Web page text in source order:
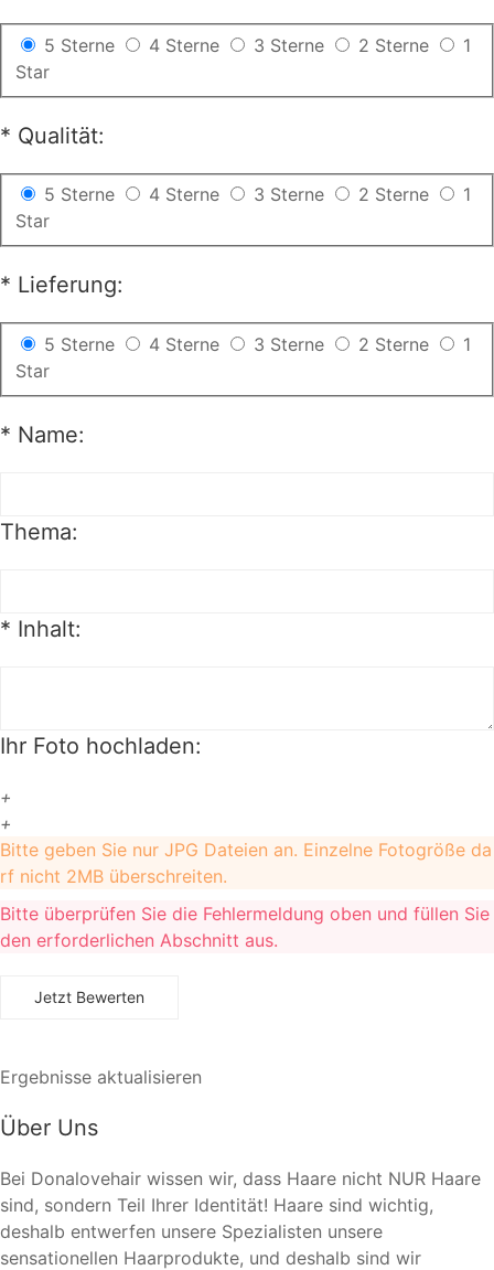
5 Sterne 4 Sterne 3 Sterne 2 Sterne
1
Star
* Qualität:
5 Sterne 4 Sterne 3 Sterne 2 Sterne
1
Star
* Lieferung:
5 Sterne 4 Sterne 3 Sterne 2 Sterne
1
Star
* Name:
Thema:
* Inhalt:
Ihr Foto hochladen:
+
+
Bitte geben Sie nur JPG Dateien an. Einzelne Fotogröße da
rf nicht 2MB überschreiten.
Bitte überprüfen Sie die Fehlermeldung oben und füllen Sie
den erforderlichen Abschnitt aus.
Ergebnisse aktualisieren
Über Uns
Bei Donalovehair wissen wir, dass Haare nicht NUR Haare
sind, sondern Teil Ihrer Identität! Haare sind wichtig,
deshalb entwerfen unsere Spezialisten unsere
sensationellen Haarprodukte, und deshalb sind wir